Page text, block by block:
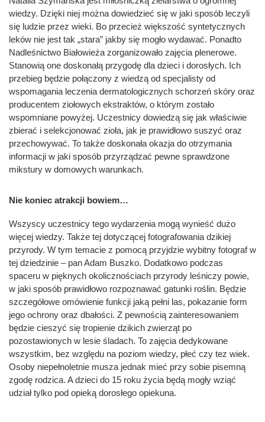
wiedzy. Dzięki niej można dowiedzieć się w jaki sposób leczyli
się ludzie przez wieki. Bo przecież większość syntetycznych
leków nie jest tak „stara” jakby się mogło wydawać. Ponadto
Nadleśnictwo Białowieża zorganizowało zajęcia plenerowe.
Stanowią one doskonałą przygodę dla dzieci i dorosłych. Ich
przebieg będzie połączony z wiedzą od specjalisty od
wspomagania leczenia dermatologicznych schorzeń skóry oraz
producentem ziołowych ekstraktów, o którym zostało
wspomniane powyżej. Uczestnicy dowiedzą się jak właściwie
zbierać i selekcjonować zioła, jak je prawidłowo suszyć oraz
przechowywać. To także doskonała okazja do otrzymania
informacji w jaki sposób przyrządzać pewne sprawdzone
mikstury w domowych warunkach.
Nie koniec atrakcji bowiem…
Wszyscy uczestnicy tego wydarzenia mogą wynieść dużo
więcej wiedzy. Także tej dotyczącej fotografowania dzikiej
przyrody. W tym temacie z pomocą przyjdzie wybitny fotograf w
tej dziedzinie – pan Adam Buszko. Dodatkowo podczas
spaceru w pięknych okolicznościach przyrody leśniczy powie,
w jaki sposób prawidłowo rozpoznawać gatunki roślin. Będzie
szczegółowe omówienie funkcji jaką pełni las, pokazanie form
jego ochrony oraz dbałości. Z pewnością zainteresowaniem
będzie cieszyć się tropienie dzikich zwierząt po
pozostawionych w lesie śladach. To zajęcia dedykowane
wszystkim, bez względu na poziom wiedzy, płeć czy tez wiek.
Osoby niepełnoletnie musza jednak mieć przy sobie pisemną
zgodę rodzica. A dzieci do 15 roku życia będą mogły wziąć
udział tylko pod opieką dorosłego opiekuna.